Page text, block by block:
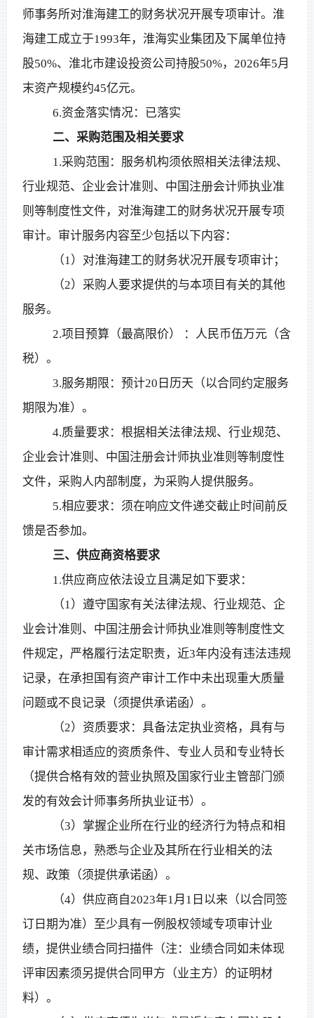
师事务所对淮海建工的财务状况开展专项审计。淮
海建工成立于1993年，淮海实业集团及下属单位持
股50%、淮北市建设投资公司持股50%，2026年5月
末资产规模约45亿元。
6.资金落实情况：已落实
二、采购范围及相关要求
1.采购范围：服务机构须依照相关法律法规、
行业规范、企业会计准则、中国注册会计师执业准
则等制度性文件，对淮海建工的财务状况开展专项
审计。审计服务内容至少包括以下内容：
（1）对淮海建工的财务状况开展专项审计；
（2）采购人要求提供的与本项目有关的其他
服务。
2.项目预算（最高限价） ： 人民币伍万元（含
税）。
3.服务期限：预计20日历天（以合同约定服务
期限为准）。
4.质量要求：根据相关法律法规、行业规范、
企业会计准则、中国注册会计师执业准则等制度性
文件，采购人内部制度，为采购人提供服务。
5.相应要求：须在响应文件递交截止时间前反
馈是否参加。
三、供应商资格要求
1.供应商应依法设立且满足如下要求：
（1）遵守国家有关法律法规、行业规范、企
业会计准则、中国注册会计师执业准则等制度性文
件规定，严格履行法定职责，近3年内没有违法违规
记录，在承担国有资产审计工作中未出现重大质量
问题或不良记录（须提供承诺函）。
（2）资质要求：具备法定执业资格，具有与
审计需求相适应的资质条件、专业人员和专业特长
（提供合格有效的营业执照及国家行业主管部门颁
发的有效会计师事务所执业证书）。
（3）掌握企业所在行业的经济行为特点和相
关市场信息，熟悉与企业及其所在行业相关的法
规、政策（须提供承诺函）。
（4）供应商自2023年1月1日以来（以合同签
订日期为准）至少具有一例股权领域专项审计业
绩，提供业绩合同扫描件（注：业绩合同如未体现
评审因素须另提供合同甲方（业主方）的证明材
料）。